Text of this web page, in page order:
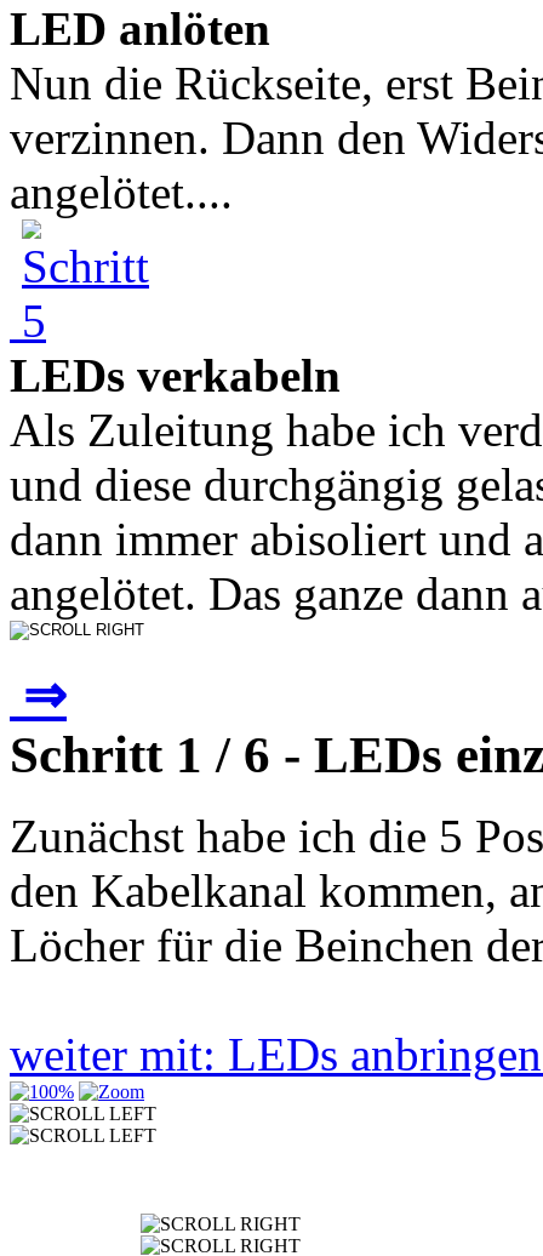
LED anlöten
Nun die Rückseite, erst
verzinnen. Dann den
angelötet....
LEDs verkabeln
Als Zuleitung habe ich
und diese durchgängig
dann immer abisoliert und
angelötet. Das ganze dann
⇒
Schritt 1 / 6 - LEDs
Zunächst habe ich die 5
den Kabelkanal kommen,
Löcher für die Beinchen
weiter mit: LEDs